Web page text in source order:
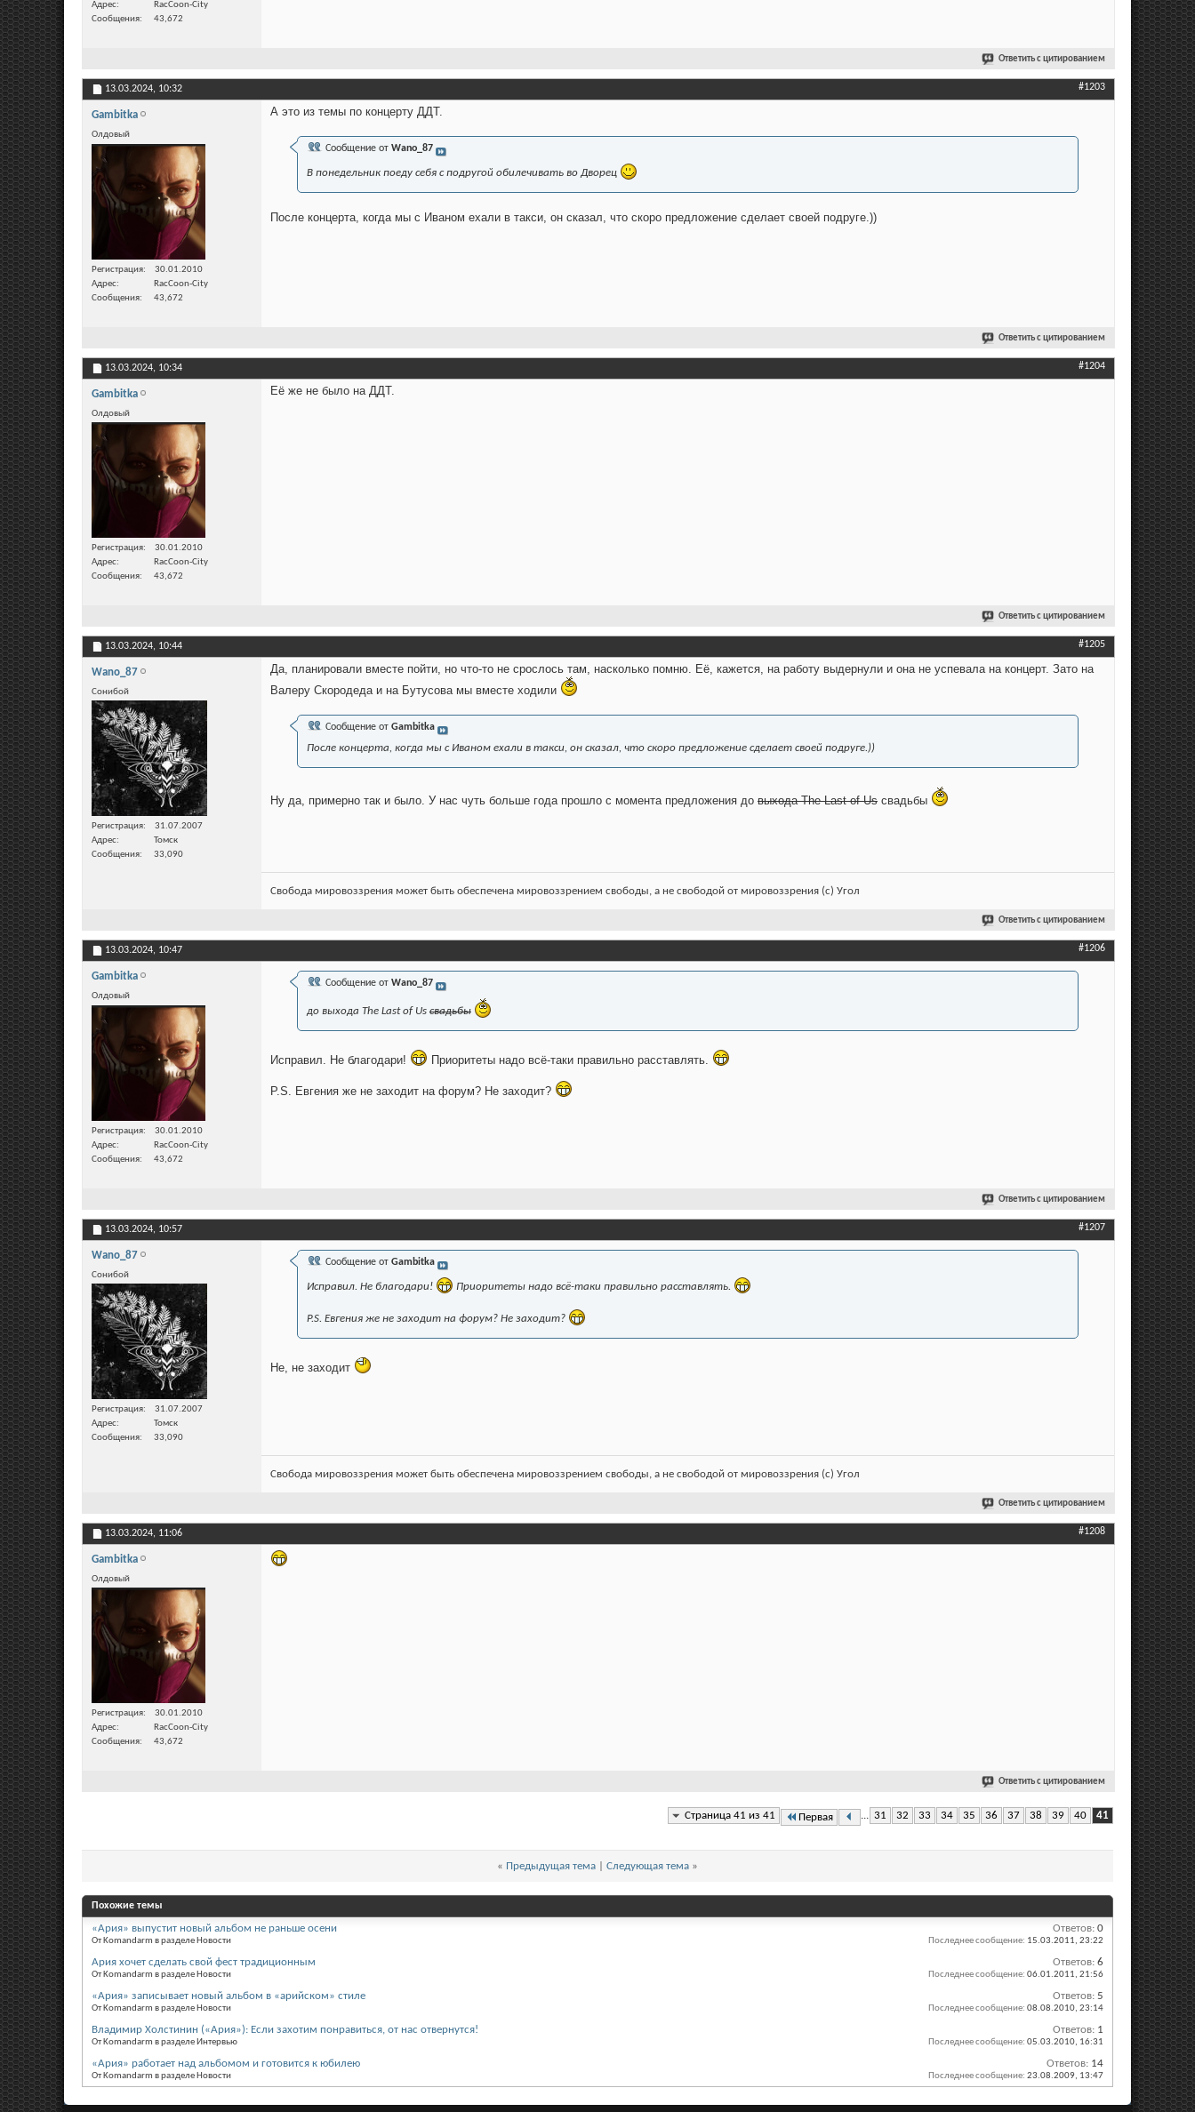
Адрес
RacCoon-City
Сообщения
43,672
Ответить с цитированием
13.03.2024, 10:32 #1203
Gambitka
Олдовый
Регистрация
30.01.2010
Адрес
RacCoon-City
Сообщения
43,672
А это из темы по концерту ДДТ.
Сообщение от Wano_87
В понедельник поеду себя с подругой обилечивать во Дворец
После концерта, когда мы с Иваном ехали в такси, он сказал, что скоро предложение сделает своей подруге.))
Ответить с цитированием
13.03.2024, 10:34 #1204
Gambitka
Олдовый
Регистрация
30.01.2010
Адрес
RacCoon-City
Сообщения
43,672
Её же не было на ДДТ.
Ответить с цитированием
13.03.2024, 10:44 #1205
Wano_87
Сонибой
Регистрация
31.07.2007
Адрес
Томск
Сообщения
33,090
Да, планировали вместе пойти, но что-то не срослось там, насколько помню. Её, кажется, на работу выдернули и она не успевала на концерт. Зато на
Валеру Скородеда и на Бутусова мы вместе ходили
Сообщение от Gambitka
После концерта, когда мы с Иваном ехали в такси, он сказал, что скоро предложение сделает своей подруге.))
Ну да, примерно так и было. У нас чуть больше года прошло с момента предложения до выхода The Last of Us свадьбы
Свобода мировоззрения может быть обеспечена мировоззрением свободы, а не свободой от мировоззрения (с) Угол
Ответить с цитированием
13.03.2024, 10:47 #1206
Gambitka
Олдовый
Регистрация
30.01.2010
Адрес
RacCoon-City
Сообщения
43,672
Сообщение от Wano_87
до выхода The Last of Us свадьбы
Исправил. Не благодари! Приоритеты надо всё-таки правильно расставлять.
P.S. Евгения же не заходит на форум? Не заходит?
Ответить с цитированием
13.03.2024, 10:57 #1207
Wano_87
Сонибой
Регистрация
31.07.2007
Адрес
Томск
Сообщения
33,090
Сообщение от Gambitka
Исправил. Не благодари! Приоритеты надо всё-таки правильно расставлять.
P.S. Евгения же не заходит на форум? Не заходит?
Не, не заходит
Свобода мировоззрения может быть обеспечена мировоззрением свободы, а не свободой от мировоззрения (с) Угол
Ответить с цитированием
13.03.2024, 11:06 #1208
Gambitka
Олдовый
Регистрация
30.01.2010
Адрес
RacCoon-City
Сообщения
43,672
Ответить с цитированием
Страница 41 из 41 Первая ... 31 32 33 34 35 36 37 38 39 40 41
« Предыдущая тема Следующая тема »
Похожие темы
«Ария» выпустит новый альбом не раньше осени
От Komandarm в разделе Новости
Ответов: 0
Последнее сообщение: 15.03.2011, 23:22
Ария хочет сделать свой фест традиционным
От Komandarm в разделе Новости
Ответов: 6
Последнее сообщение: 06.01.2011, 21:56
«Ария» записывает новый альбом в «арийском» стиле
От Komandarm в разделе Новости
Ответов: 5
Последнее сообщение: 08.08.2010, 23:14
Владимир Холстинин («Ария»): Если захотим понравиться, от нас отвернутся!
От Komandarm в разделе Интервью
Ответов: 1
Последнее сообщение: 05.03.2010, 16:31
«Ария» работает над альбомом и готовится к юбилею
От Komandarm в разделе Новости
Ответов: 14
Последнее сообщение: 23.08.2009, 13:47